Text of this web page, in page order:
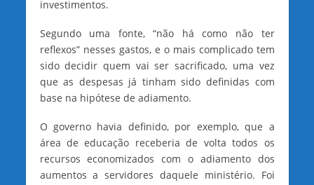
investimentos.
Segundo uma fonte, “não há como não ter
reflexos” nesses gastos, e o mais complicado tem
sido decidir quem vai ser sacrificado, uma vez
que as despesas já tinham sido definidas com
base na hipótese de adiamento.
O governo havia definido, por exemplo, que a
área de educação receberia de volta todos os
recursos economizados com o adiamento dos
aumentos a servidores daquele ministério. Foi